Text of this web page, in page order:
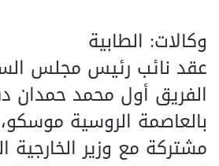
وكالات: الطابية
عقد نائب رئيس مجلس
الفريق أول محمد حمدان
بالعاصمة الروسية
مشتركة مع وزير